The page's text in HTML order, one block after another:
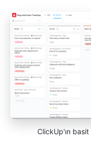
ClickUp'ın basit